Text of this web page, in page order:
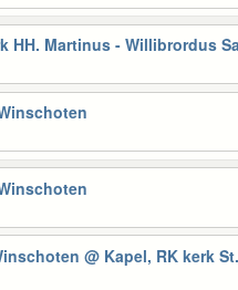
HH. Martinus - Willibrordus
@ Kapel, RK kerk